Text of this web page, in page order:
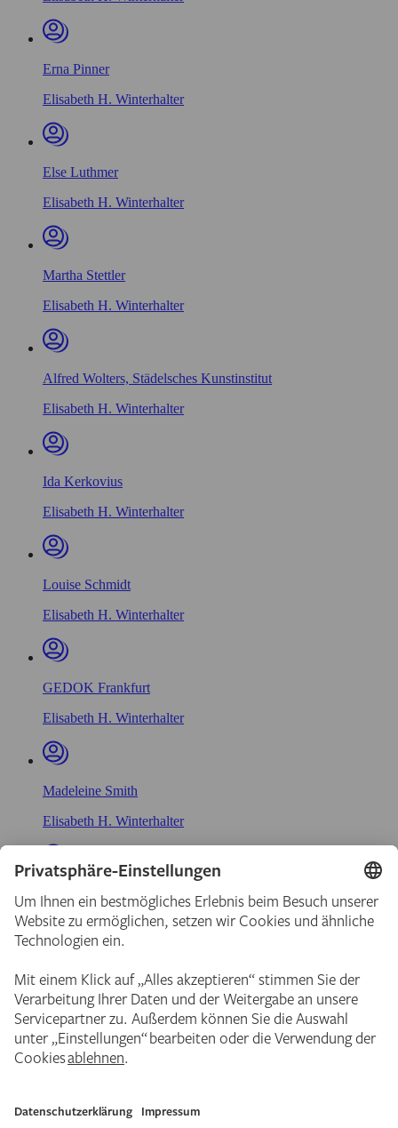
Erna Pinner
Elisabeth H. Winterhalter
Else Luthmer
Elisabeth H. Winterhalter
Martha Stettler
Elisabeth H. Winterhalter
Alfred Wolters, Städelsches Kunstinstitut
Elisabeth H. Winterhalter
Ida Kerkovius
Elisabeth H. Winterhalter
Louise Schmidt
Elisabeth H. Winterhalter
GEDOK Frankfurt
Elisabeth H. Winterhalter
Madeleine Smith
Elisabeth H. Winterhalter
Jeanne Smith
Elisabeth H. Winterhalter
Emma Kopp
Julia Virginia Scheuermann